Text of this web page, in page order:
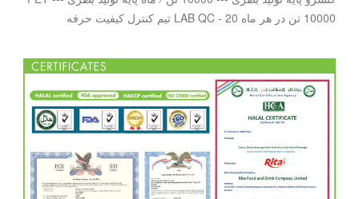
10000 تن در هر ماه LAB QC - 20 تیم کنترل کیفیت حرفه